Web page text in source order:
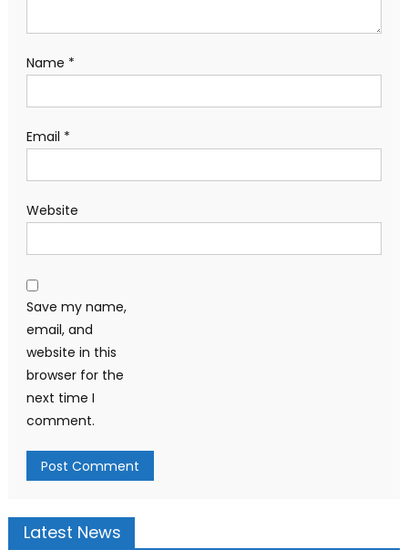
Name *
Email *
Website
Save my name,
email, and
website in this
browser for the
next time I
comment.
Latest News